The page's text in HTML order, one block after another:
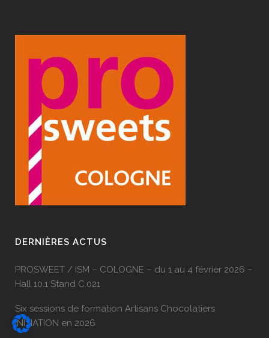
DERNIÈRES ACTUS
PROSWEET / ISM – COLOGNE – du 1 au 4 février 2026 –
Hall 10.1 Stand C.021
Six sessions de formation Artisans Chocolatiers
INITIATION en 2026